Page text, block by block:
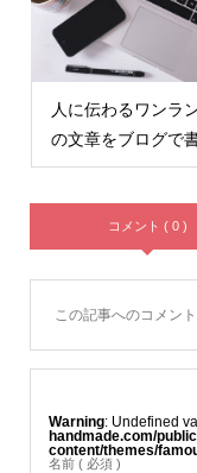
人に伝わるワンラ
の文章をブログで書
コメント ( 0 )
この記事へのコメン
Warning : Undefined
handmade.com/
content/themes/
名前 ( 必須 )